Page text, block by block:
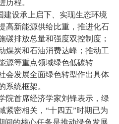
历程。
建设承上启下、实现生态环境
高新能源供给比重，推进化石
碳排放总量和强度双控制度；
煤炭和石油消费达峰；推动工
源等重点领域绿色低碳转
发展全面绿色转型作出具体
系统框架。
院首席经济学家刘锋表示，绿
紧密相关，“十四五”时期已为
间的核心任务是推动绿色发展